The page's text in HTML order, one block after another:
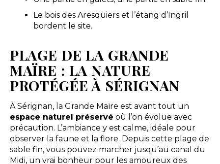
Le bois des Aresquiers et l’étang d’Ingril
bordent le site.
PLAGE DE LA GRANDE
MAÏRE : LA NATURE
PROTÉGÉE À SÉRIGNAN
À Sérignan, la Grande Maïre est avant tout un
espace naturel préservé où l’on évolue avec
précaution. L’ambiance y est calme, idéale pour
observer la faune et la flore. Depuis cette plage de
sable fin, vous pouvez marcher jusqu’au canal du
Midi, un vrai bonheur pour les amoureux des